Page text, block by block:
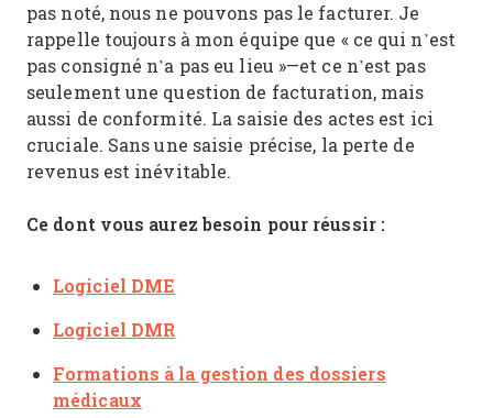
pas noté, nous ne pouvons pas le facturer. Je
rappelle toujours à mon équipe que « ce qui n’est
pas consigné n’a pas eu lieu »—et ce n’est pas
seulement une question de facturation, mais
aussi de conformité. La saisie des actes est ici
cruciale. Sans une saisie précise, la perte de
revenus est inévitable.
Ce dont vous aurez besoin pour réussir :
Logiciel DME
Logiciel DMR
Formations à la gestion des dossiers
médicaux